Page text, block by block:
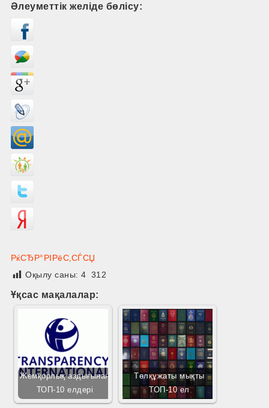
Әлеуметтік желіде бөлісу:
РќСЂР°РІРёС‚СЃСЏ
Оқылу саны:4 312
Ұқсас мақалалар:
Жемқорлық аздығынан
ТОП-10 елдері
Төлқұжаты мықты
ТОП-10 ел